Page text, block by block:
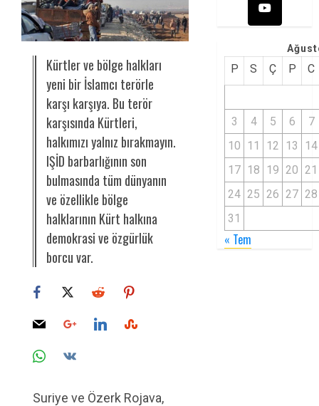
Kürtler ve bölge halkları
yeni bir İslamcı terörle
karşı karşıya. Bu terör
karşısında Kürtleri,
halkımızı yalnız bırakmayın.
IŞİD barbarlığının son
bulmasında tüm dünyanın
ve özellikle bölge
halklarının Kürt halkına
demokrasi ve özgürlük
borcu var.
Suriye ve Özerk Rojava,
P S Ç P C
3 4 5 6
7
10 11 12 13
14
17 18 19 20 21
24 25 26 27 28
31
« Tem